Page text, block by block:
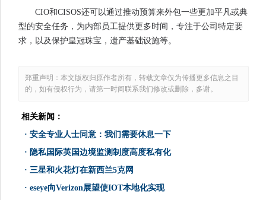
CIO和CISOS还可以通过推动预算来外包一些更加平凡或典
型的安全任务，为内部员工提供更多时间，专注于公司特定要
求，以及保护皇冠珠宝，遗产基础设施等。
郑重声明：本文版权归原作者所有，转载文章仅为传播更多信息之目
的，如有侵权行为，请第一时间联系我们修改或删除，多谢。
相关新闻：
· 安全专业人士同意：我们需要休息一下
· 隐私国际英国边境监测制度高度私有化
· 三星和火花灯在新西兰5克网
· eseye向Verizon展望使IOT本地化实现